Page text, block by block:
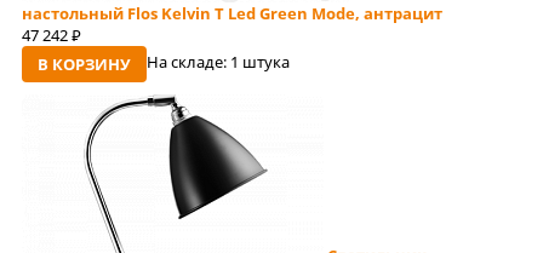
настольный Flos Kelvin T Led Green Mode, антрацит
47 242 руб
В КОРЗИНУ На складе: 1 штука